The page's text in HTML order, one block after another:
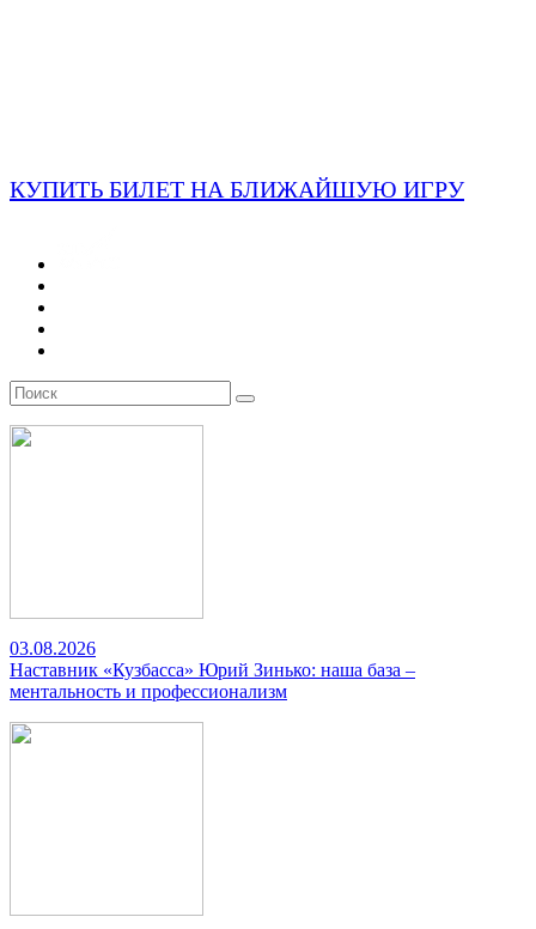
КУПИТЬ БИЛЕТ НА БЛИЖАЙШУЮ ИГРУ
03.08.2026
Наставник «Кузбасса» Юрий Зинько: наша база –
ментальность и профессионализм